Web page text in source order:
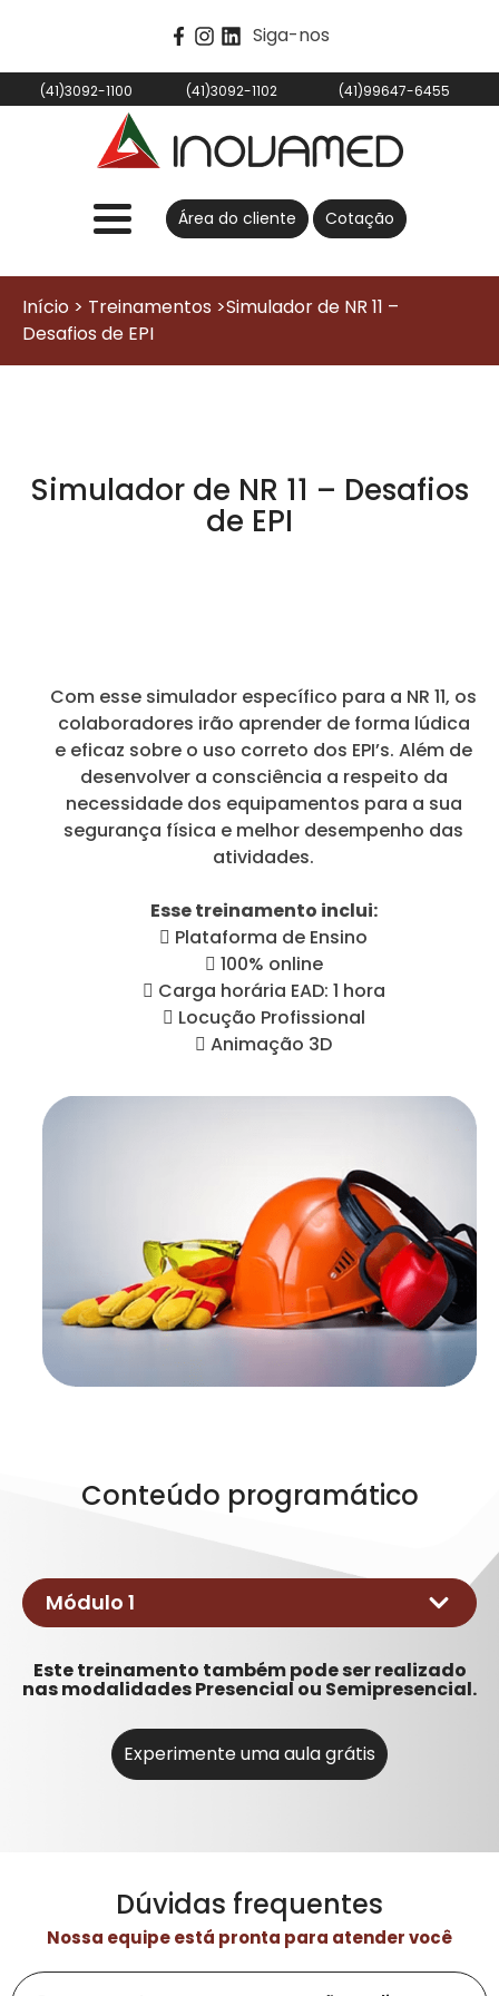
Siga-nos
(41)3092-1100 (41)3092-1102 (41)99647-6455
Área do cliente Cotação
Início > Treinamentos >Simulador de NR 11 –
Desafios de EPI
Simulador de NR 11 – Desafios
de EPI
Com esse simulador específico para a NR 11, os
colaboradores irão aprender de forma lúdica
e eficaz sobre o uso correto dos EPI’s. Além de
desenvolver a consciência a respeito da
necessidade dos equipamentos para a sua
segurança física e melhor desempenho das
atividades.
Esse treinamento inclui:
 Plataforma de Ensino
 100% online
 Carga horária EAD: 1 hora
 Locução Profissional
 Animação 3D
Conteúdo programático
Módulo 1
Utilizar os EPI’s para controle de riscos
de acordo com a NR 11.
Este treinamento também pode ser realizado
nas modalidades Presencial ou Semipresencial.
Experimente uma aula grátis
Dúvidas frequentes
Nossa equipe está pronta para atender você